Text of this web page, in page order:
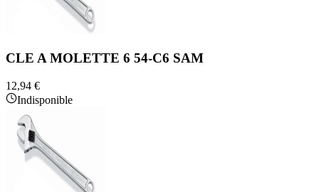
CLE A MOLETTE 6 54-C6 SAM
12,94 €
Indisponible